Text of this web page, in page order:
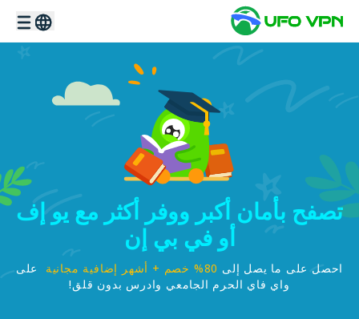
تصفح بأمان أكبر ووفر أكثر مع يو إف
أو في بي إن
احصل على ما يصل إلى 80% خصم + أشهر إضافية مجانية
على
واي فاي الحرم الجامعي وادرس بدون قلق!